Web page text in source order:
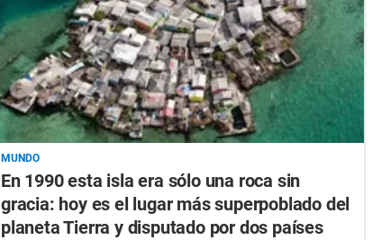
MUNDO
En 1990 esta isla era sólo una roca sin
gracia: hoy es el lugar más superpoblado del
planeta Tierra y disputado por dos países